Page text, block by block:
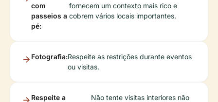
com
passeios a
pé:
fornecem um contexto mais rico e
cobrem vários locais importantes.
Fotografia:Respeite as restrições durante eventos
ou visitas.
Respeite a
Não tente visitas interiores não